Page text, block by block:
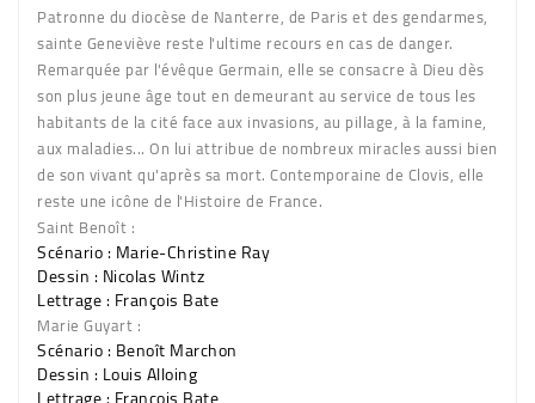
Patronne du diocèse de Nanterre, de Paris et des gendarmes,
sainte Geneviève reste l'ultime recours en cas de danger.
Remarquée par l'évêque Germain, elle se consacre à Dieu dès
son plus jeune âge tout en demeurant au service de tous les
habitants de la cité face aux invasions, au pillage, à la famine,
aux maladies... On lui attribue de nombreux miracles aussi bien
de son vivant qu'après sa mort. Contemporaine de Clovis, elle
reste une icône de l'Histoire de France.
Saint Benoît :
Scénario : Marie-Christine Ray
Dessin : Nicolas Wintz
Lettrage : François Bate
Marie Guyart :
Scénario : Benoît Marchon
Dessin : Louis Alloing